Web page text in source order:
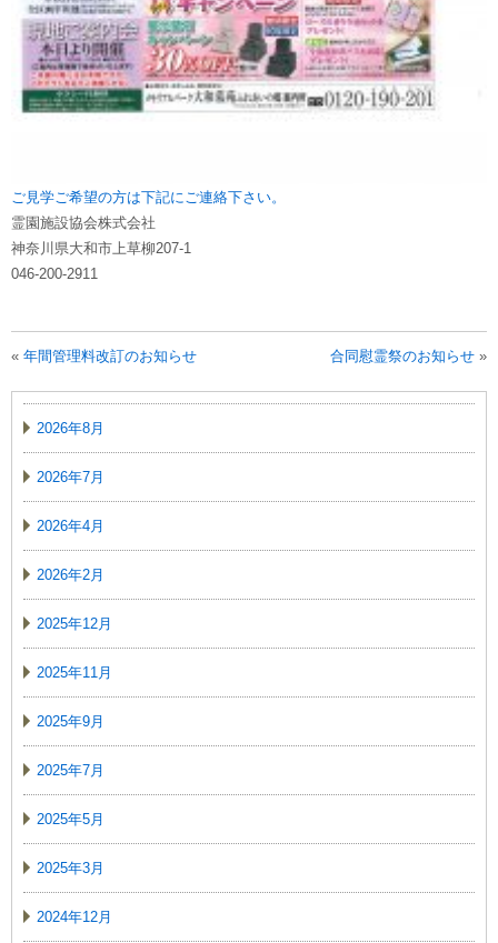
ご見学ご希望の方は下記にご連絡下さい。
霊園施設協会株式会社
神奈川県大和市上草柳207-1
046-200-2911
« 年間管理料改訂のお知らせ 合同慰霊祭のお知らせ »
2026年8月
2026年7月
2026年4月
2026年2月
2025年12月
2025年11月
2025年9月
2025年7月
2025年5月
2025年3月
2024年12月